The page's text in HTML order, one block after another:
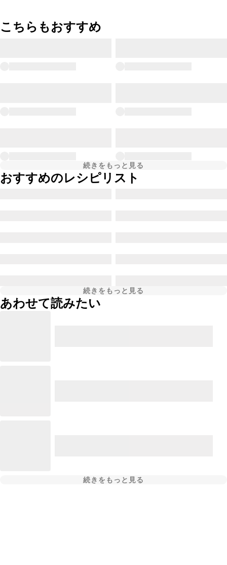
こちらもおすすめ
続きをもっと見る
おすすめのレシピリスト
続きをもっと見る
あわせて読みたい
続きをもっと見る